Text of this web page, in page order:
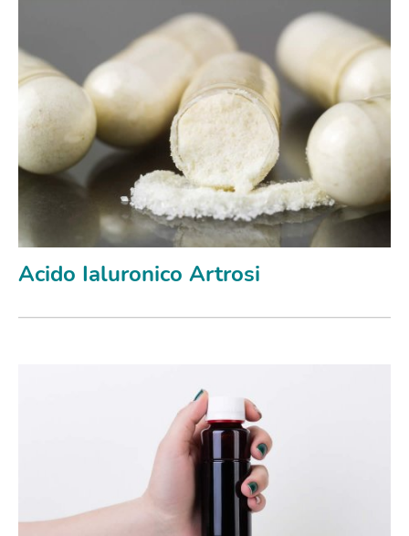
Acido Ialuronico Artrosi